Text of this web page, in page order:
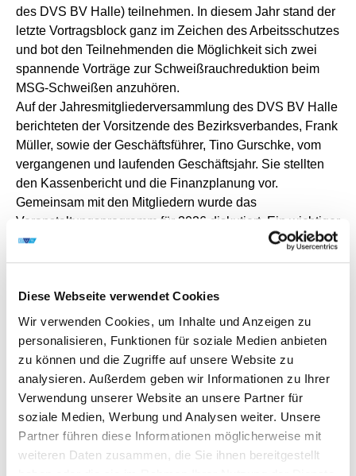
Diese Webseite verwendet Cookies
Wir verwenden Cookies, um Inhalte und Anzeigen zu
personalisieren, Funktionen für soziale Medien anbieten
zu können und die Zugriffe auf unsere Website zu
analysieren. Außerdem geben wir Informationen zu Ihrer
Verwendung unserer Website an unsere Partner für
soziale Medien, Werbung und Analysen weiter. Unsere
Partner führen diese Informationen möglicherweise mit
weiteren Daten zusammen, die Sie ihnen bereitgestellt
des DVS BV Halle) teilnehmen. In diesem Jahr stand der
letzte Vortragsblock ganz im Zeichen des Arbeitsschutzes
und bot den Teilnehmenden die Möglichkeit sich zwei
spannende Vorträge zur Schweißrauchreduktion beim
MSG-Schweißen anzuhören.
Auf der Jahresmitgliederversammlung des DVS BV Halle
berichteten der Vorsitzende des Bezirksverbandes, Frank
Müller, sowie der Geschäftsführer, Tino Gurschke, vom
vergangenen und laufenden Geschäftsjahr. Sie stellten
den Kassenbericht und die Finanzplanung vor.
Gemeinsam mit den Mitgliedern wurde das
Veranstaltungsprogramm für 2026 diskutiert. Ein wichtiger
Bestandteil der Versammlung war die Entlastung des
alten und Wahl des neuen Vorstandes.
Geschäftsführer: Tino Gurschke
Stellvertreter Vorsitzender: Christian Schwalenberg
Stellvertreterin Vorsitzender und Öffentlichkeitsarbeit:
Gloria Wetzel
AK SFM / SFI und Jugend schweißt: Hendrik Neef
ALS BEIRATSMITGLIEDER ZUR UNTERSTÜTZUNG DES
VORSTANDES WURDEN BENANNT:
Wolfgang Satke